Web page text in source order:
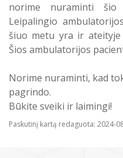
norime nuraminti šio
Leipalingio
šiuo metu yra ir ateityje
Šios ambulatorijos
Norime nuraminti, kad
pagrindo.
Būkite sveiki ir laimingi!
Paskutinį kartą redaguota: 2024-